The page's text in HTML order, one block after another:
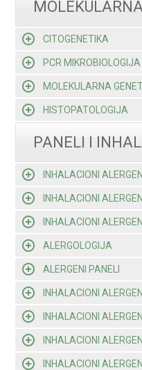
CITOGENETIKA
PCR MIKROBIOLOGIJA
MOLEKULARNA
HISTOPATOLOGIJA
PANELI I
INHALACIONI
INHALACIONI
INHALACIONI
ALERGOLOGIJA
ALERGENI PANELI
INHALACIONI
INHALACIONI
INHALACIONI
INHALACIONI